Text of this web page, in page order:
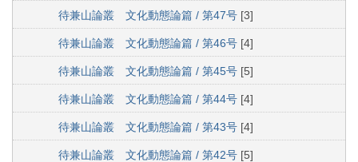
待兼山論叢 文化動態論篇 / 第47号 [3]
待兼山論叢 文化動態論篇 / 第46号 [4]
待兼山論叢 文化動態論篇 / 第45号 [5]
待兼山論叢 文化動態論篇 / 第44号 [4]
待兼山論叢 文化動態論篇 / 第43号 [4]
待兼山論叢 文化動態論篇 / 第42号 [5]